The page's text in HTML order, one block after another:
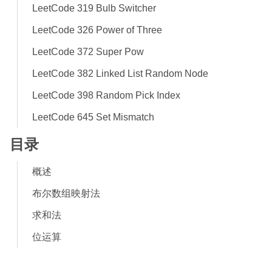
LeetCode 319 Bulb Switcher
LeetCode 326 Power of Three
LeetCode 372 Super Pow
LeetCode 382 Linked List Random Node
LeetCode 398 Random Pick Index
LeetCode 645 Set Mismatch
目录
概述
布尔数组映射法
求和法
位运算